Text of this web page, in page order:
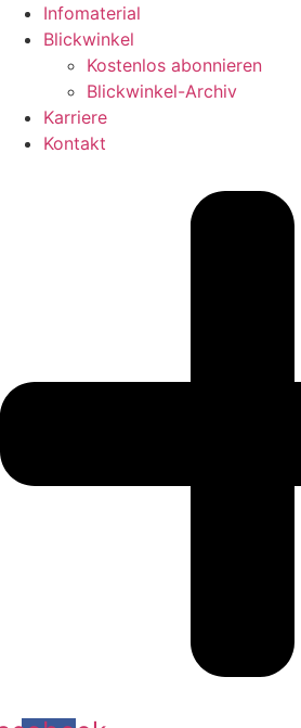
Infomaterial
Blickwinkel
Kostenlos abonnieren
Blickwinkel-Archiv
Karriere
Kontakt